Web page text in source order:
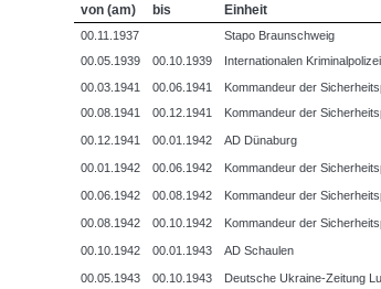
von (am)
bis Einheit
00.11.1937 Stapo Braunschweig
00.05.1939
00.10.1939 Internationalen
00.03.1941 00.06.1941 Kommandeur der
00.08.1941
00.12.1941 Kommandeur der
00.12.1941 00.01.1942 AD Dünaburg
00.01.1942 00.06.1942 Kommandeur der
00.06.1942 00.08.1942 Kommandeur der
00.08.1942 00.10.1942 Kommandeur der
00.10.1942 00.01.1943 AD Schaulen
00.05.1943 00.10.1943 Deutsche Ukraine-Zeitung